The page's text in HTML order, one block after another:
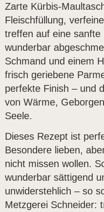
Zarte Kürbis-
Fleischfüllung,
treffen auf eine sanfte
wunderbar
Schmand und einem
frisch geriebene
perfekte Finish – und
von Wärme,
Seele.
Dieses Rezept ist
Besondere lieben,
nicht missen wollen.
wunderbar sättigend
unwiderstehlich – so
Metzgerei Schneider: